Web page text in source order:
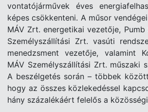
vontatójárművek éves
képes csökkenteni. A műsor
MÁV Zrt. energetikai vezetője, Pumb
Személyszállítási Zrt. vasúti
menedzsment vezetője, valamint
MÁV Személyszállítási Zrt. műszaki
A beszélgetés során – többek
hogy az összes közlekedéssel
hány százalékáért felelős a